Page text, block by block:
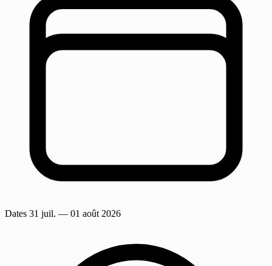
Dates 31 juil. — 01 août 2026